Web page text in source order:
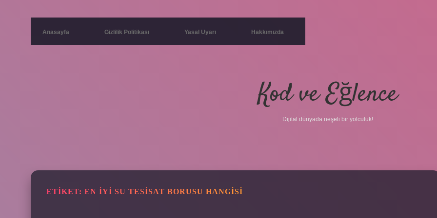
Anasayfa Gizlilik Politikası Yasal Uyarı Hakkımızda
Kod ve Eğlence
Dijital dünyada neşeli bir yolculuk!
ETIKET: EN IYI SU TESISAT BORUSU HANGISI